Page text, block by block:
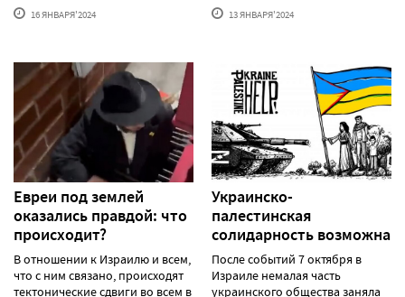
16 ЯНВАРЯ'2024 13 ЯНВАРЯ'2024
Евреи под землей
оказались правдой: что
происходит?
В отношении к Израилю и всем,
что с ним связано, происходят
тектонические сдвиги во всем в
Украинско-
палестинская
солидарность возможна
После событий 7 октября в
Израиле немалая часть
украинского общества заняла